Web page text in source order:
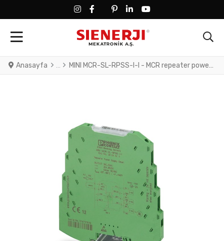
FACEBOOK SOCIAL LINK
FACEBOOK SOCIAL LINK
TWITTER SOCIAL LINK
PINTEREST SOCIAL LINK
LINKEDIN SOCIAL LINK
YOUTUBE SOCIAL LINK
Anasayfa MINI MCR-SL-RPSS-I-I - MCR repeater power supply with HART transparency, input signal: 4 mA ... 20 mA, output signal: 4 mA ... 20 mA, with screw connection